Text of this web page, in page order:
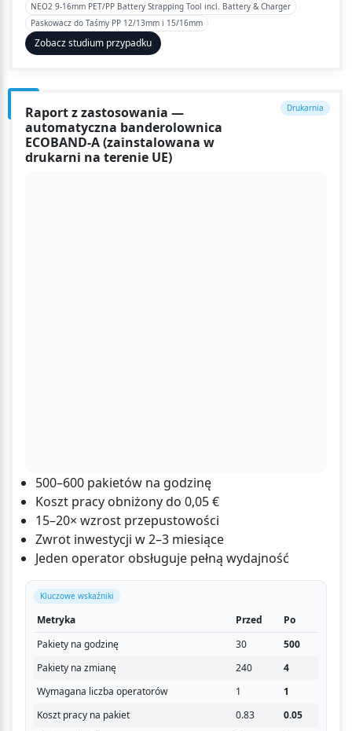
NEO2 9-16mm PET/PP Battery Strapping Tool incl. Battery & Charger
Paskowacz do Taśmy PP 12/13mm i 15/16mm
Zobacz studium przypadku
Drukarnia
Raport z zastosowania —
automatyczna banderolownica
ECOBAND-A (zainstalowana w
drukarni na terenie UE)
500–600 pakietów na godzinę
Koszt pracy obniżony do 0,05 €
15–20× wzrost przepustowości
Zwrot inwestycji w 2–3 miesiące
Jeden operator obsługuje pełną wydajność
Kluczowe wskaźniki
Metryka Przed
Po
Pakiety na godzinę
30
500
Pakiety na zmianę
240
4
Wymagana liczba operatorów
1
1
Koszt pracy na pakiet
0.83
0.05